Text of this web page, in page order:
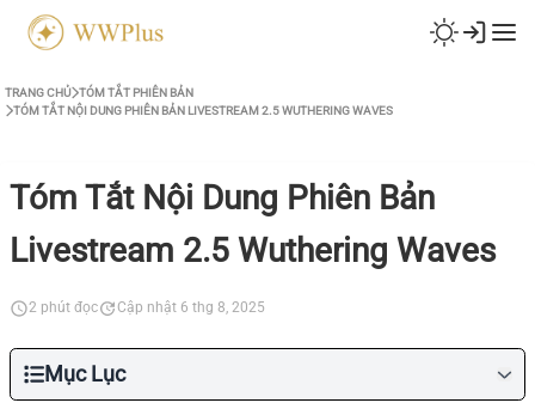
TRANG CHỦ
TÓM TẮT PHIÊN BẢN
TÓM TẮT NỘI DUNG PHIÊN BẢN LIVESTREAM 2.5 WUTHERING WAVES
Tóm Tắt Nội Dung Phiên Bản
Livestream 2.5 Wuthering Waves
2 phút đọc Cập nhật 6 thg 8, 2025
Mục Lục